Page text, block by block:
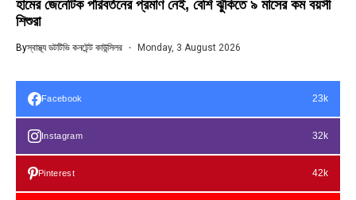
হামের জেনেটিক পরিবর্তনের প্রমাণ নেই, বেশি ঝুঁকিতে ৯ মাসের কম বয়সী
শিশুরা
Byস্বাস্থ্য ডটটিভি কনটেন্ট কাউন্সিলর Monday, 3 August 2026
Facebook 23k
Instagram 32k
Pinterest 42k